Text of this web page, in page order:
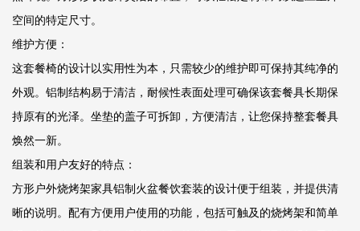
空间的特定尺寸。
维护方便：
这套餐椅的设计以实用性为本，只需较少的维护即可保持其纯净的
外观。铝制结构易于清洁，耐候性表面处理可确保该套餐具长期保
持原有的光泽。坐垫的盖子可拆卸，方便清洁，让您保持整套餐具
焕然一新。
组装和用户友好的特点：
方形户外烧烤架家具铝制火盆餐饮套装的设计便于组装，并提供清
晰的说明。配有方便用户使用的功能，包括可触及的烧烤架和简单